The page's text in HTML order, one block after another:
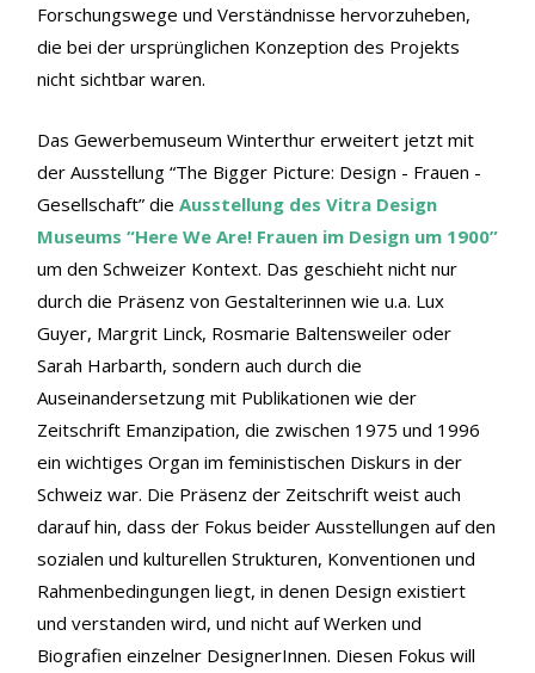
Forschungswege und Verständnisse hervorzuheben,
die bei der ursprünglichen Konzeption des Projekts
nicht sichtbar waren.
Das Gewerbemuseum Winterthur erweitert jetzt mit
der Ausstellung “The Bigger Picture: Design - Frauen -
Gesellschaft” die Ausstellung des Vitra Design
Museums “Here We Are! Frauen im Design um 1900”
um den Schweizer Kontext. Das geschieht nicht nur
durch die Präsenz von Gestalterinnen wie u.a. Lux
Guyer, Margrit Linck, Rosmarie Baltensweiler oder
Sarah Harbarth, sondern auch durch die
Auseinandersetzung mit Publikationen wie der
Zeitschrift Emanzipation, die zwischen 1975 und 1996
ein wichtiges Organ im feministischen Diskurs in der
Schweiz war. Die Präsenz der Zeitschrift weist auch
darauf hin, dass der Fokus beider Ausstellungen auf den
sozialen und kulturellen Strukturen, Konventionen und
Rahmenbedingungen liegt, in denen Design existiert
und verstanden wird, und nicht auf Werken und
Biografien einzelner DesignerInnen. Diesen Fokus will